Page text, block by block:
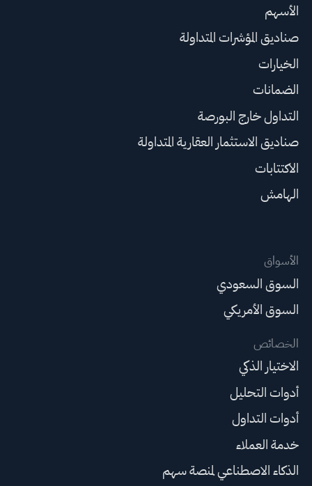
الأسهم
صناديق المؤشرات المتداولة
الخيارات
الضمانات
التداول خارج البورصة
صناديق الاستثمار العقارية المتداولة
الاكتتابات
الهامش
الأسواق
السوق السعودي
السوق الأمريكي
الخصائص
الاختيار الذكي
أدوات التحليل
أدوات التداول
خدمة العملاء
الذكاء الاصطناعي لمنصة سهم